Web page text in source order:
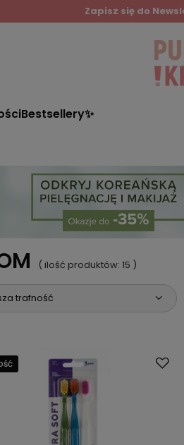
Zapisz się do
Bestsellery✨
( ilość produktów: 15 )
trafność